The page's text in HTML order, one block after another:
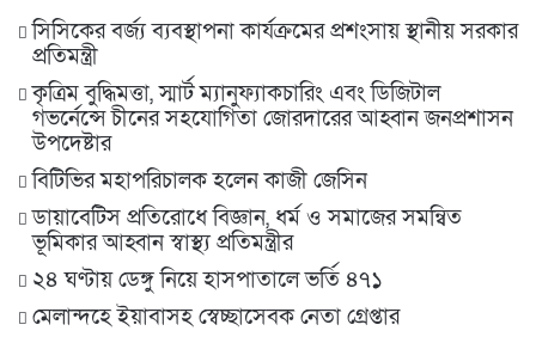
সিসিকের বর্জ্য ব্যবস্থাপনা কার্যক্রমের প্রশংসায় স্থানীয় সরকার
প্রতিমন্ত্রী
কৃত্রিম বুদ্ধিমত্তা, স্মার্ট ম্যানুফ্যাকচারিং এবং ডিজিটাল
গভর্নেন্সে চীনের সহযোগিতা জোরদারের আহ্বান জনপ্রশাসন
উপদেষ্টার
বিটিভির মহাপরিচালক হলেন কাজী জেসিন
ডায়াবেটিস প্রতিরোধে বিজ্ঞান, ধর্ম ও সমাজের সমন্বিত
ভূমিকার আহ্বান স্বাস্থ্য প্রতিমন্ত্রীর
২৪ ঘণ্টায় ডেঙ্গু নিয়ে হাসপাতালে ভর্তি ৪৭১
মেলান্দহে ইয়াবাসহ স্বেচ্ছাসেবক নেতা গ্রেপ্তার